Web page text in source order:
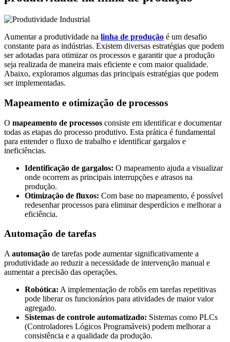
Aumentar a produtividade na linha de produção é um desafio
constante para as indústrias. Existem diversas estratégias que podem
ser adotadas para otimizar os processos e garantir que a produção
seja realizada de maneira mais eficiente e com maior qualidade.
Abaixo, exploramos algumas das principais estratégias que podem
ser implementadas.
Mapeamento e otimização de processos
O mapeamento de processos consiste em identificar e documentar
todas as etapas do processo produtivo. Esta prática é fundamental
para entender o fluxo de trabalho e identificar gargalos e
ineficiências.
Identificação de gargalos: O mapeamento ajuda a visualizar
onde ocorrem as principais interrupções e atrasos na
produção.
Otimização de fluxos: Com base no mapeamento, é possível
redesenhar processos para eliminar desperdícios e melhorar a
eficiência.
Automação de tarefas
A automação de tarefas pode aumentar significativamente a
produtividade ao reduzir a necessidade de intervenção manual e
aumentar a precisão das operações.
Robótica: A implementação de robôs em tarefas repetitivas
pode liberar os funcionários para atividades de maior valor
agregado.
Sistemas de controle automatizado: Sistemas como PLCs
(Controladores Lógicos Programáveis) podem melhorar a
consistência e a qualidade da produção.